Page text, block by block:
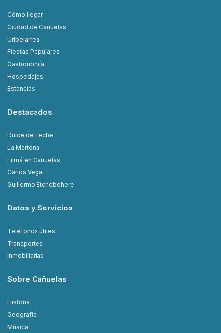
Cómo llegar
Ciudad de Cañuelas
Uribelarrea
Fiestas Populares
Gastronomía
Hospedajes
Estancias
Destacados
Dulce de Leche
La Martona
Filmá en Cañuelas
Carlos Vega
Guillermo Etchebehere
Datos y Servicios
Teléfonos útiles
Transportes
Inmobiliarias
Sobre Cañuelas
Historia
Geografía
Música